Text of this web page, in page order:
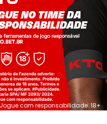
Jogue com responsabilidade. 18+